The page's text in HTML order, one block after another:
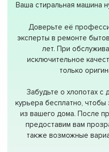
Ваша стиральная машина
Доверьте её
эксперты в ремонте
лет. При
исключительное
только
Забудьте о хлопотах
курьера бесплатно,
из вашего дома. После
предоставим вам
также возможные